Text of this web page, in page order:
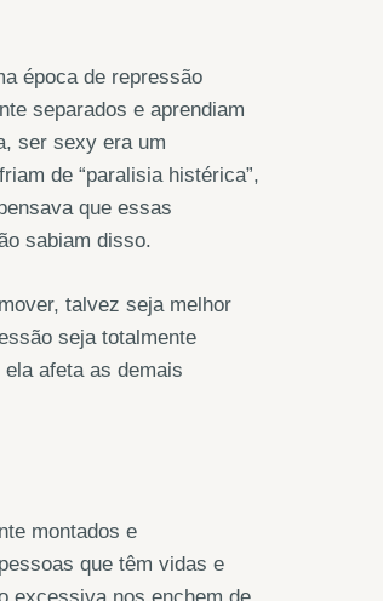
época de repressão
separados e aprendiam
ser sexy era um
de “paralisia histérica”,
que essas
sabiam disso.
talvez seja melhor
seja totalmente
afeta as demais
montados e
que têm vidas e